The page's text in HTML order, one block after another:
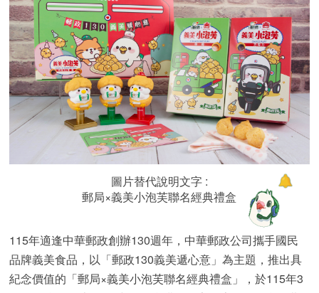
圖片替代說明文字 :
郵局×義美小泡芙聯名經典禮盒
115年適逢中華郵政創辦130週年，中華郵政公司攜手國民
品牌義美食品，以「郵政130義美遞心意」為主題，推出具
紀念價值的「郵局×義美小泡芙聯名經典禮盒」，於115年3